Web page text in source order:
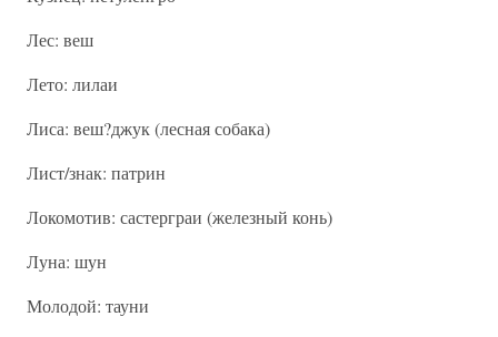
Лес: веш
Лето: лилаи
Лиса: веш?джук (лесная собака)
Лист/знак: патрин
Локомотив: састерграи (железный конь)
Луна: шун
Молодой: тауни